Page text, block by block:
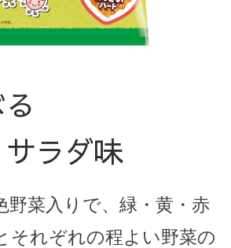
ラダ味
野菜入りで、緑・黄・赤
それぞれの程よい野菜の